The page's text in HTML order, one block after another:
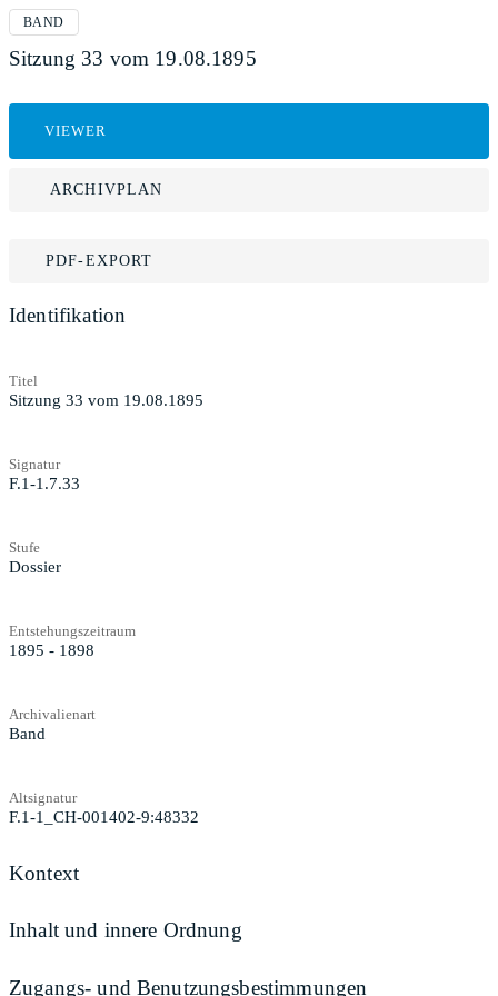
BAND
Sitzung 33 vom 19.08.1895
VIEWER
ARCHIVPLAN
PDF-EXPORT
Identifikation
Titel
Sitzung 33 vom 19.08.1895
Signatur
F.1-1.7.33
Stufe
Dossier
Entstehungszeitraum
1895 - 1898
Archivalienart
Band
Altsignatur
F.1-1_CH-001402-9:48332
Kontext
Inhalt und innere Ordnung
Zugangs- und Benutzungsbestimmungen